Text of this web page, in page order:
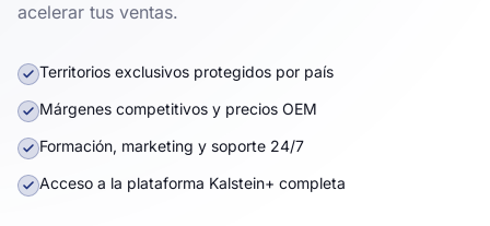
acelerar tus ventas.
Territorios exclusivos protegidos por país
Márgenes competitivos y precios OEM
Formación, marketing y soporte 24/7
Acceso a la plataforma Kalstein+ completa